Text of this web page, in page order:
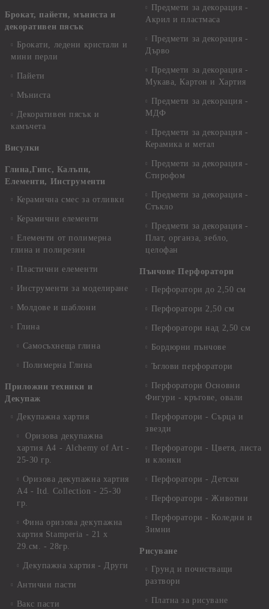
Брокат, пайети, мъниста и
декоративен пясък
Брокати, ледени кристали и
мини перли
Пайети
Мъниста
Декоративен пясък и
камъчета
Висулки
Глина,Гипс, Калъпи,
Елементи, Инструменти
Керамична смес за отливки
Керамични елементи
Елементи от полимерна
глина и полирезин
Пластични елементи
Инструменти за моделиране
Молдове и шаблони
Глина
Самосъхнеща глина
Полимерна Глина
Приложни техники и
Декупаж
Декупажна хартия
Оризова декупажна
хартия А4 - Alchemy of Art -
25-30 гр.
Оризова декупажна хартия
А4 - Itd. Collection - 25-30
гр.
Фина оризова декупажна
хартия Stamperia - 21 х
29.см. - 28гр.
Декупажна хартия - Други
Антични пасти
Вакс пасти
Предмети за декорация -
Акрил и пластмаса
Предмети за декорация -
Дърво
Предмети за декорация -
Мукава, Картон и Хартия
Предмети за декорация -
МДФ
Предмети за декорация -
Керамика и метал
Предмети за декорация -
Стирофом
Предмети за декорация -
Стъкло
Предмети за декорация -
Плат, органза, зебло,
целофан
Пънчове Перфоратори
Перфоратори до 2,50 см
Перфоратори 2,50 см
Перфоратори над 2,50 см
Бордюрни пънчове
Ъглови перфоратори
Перфоратори Основни
Фигури - кръгове, овали
Перфоратори - Сърца и
звезди
Перфоратори - Цветя, листа
и клонки
Перфоратори - Детски
Перфоратори - Животни
Перфоратори - Коледни и
Зимни
Рисуване
Грунд и почистващи
разтвори
Платна за рисуване